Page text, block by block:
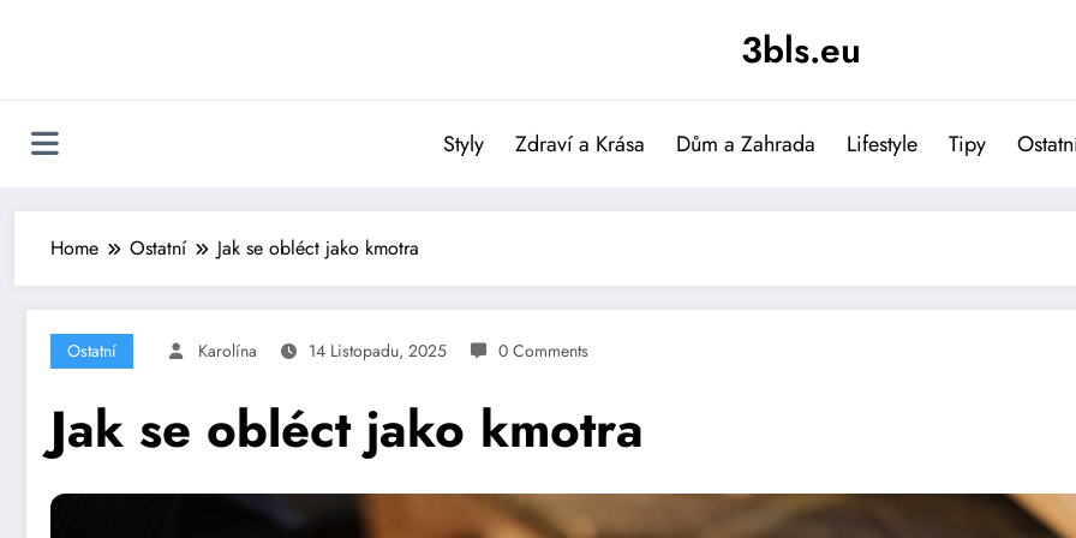
3bls.eu
Styly Zdraví a Krása Dům a Zahrada Lifestyle Tipy
Home Ostatní Jak se obléct jako kmotra
Ostatní Karolína 14 Listopadu, 2025 0 Comments
Jak se obléct jako kmotra